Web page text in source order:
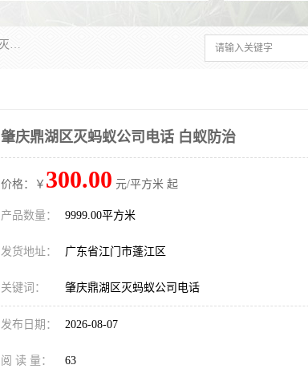
江门市瑞可环境科技有限公司是具有白蚁防治资质的大型专业除四害公司;专业灭老鼠、灭臭虫、灭蟑螂、灭跳蚤、灭蚊、灭蝇、灭白蚁、防蛇等各种害虫的防治。经过多年的努力，公司发展成为集PCO研究、生物制药、害虫防治于一体的专业杀虫灭鼠公司。
肇庆鼎湖区灭蚂蚁公司电话 白蚁防治
价格：￥ 300.00 元/平方米 起
产品数量： 9999.00平方米
发货地址： 广东省江门市蓬江区
关键词： 肇庆鼎湖区灭蚂蚁公司电话
发布日期： 2026-08-07
阅 读 量： 63